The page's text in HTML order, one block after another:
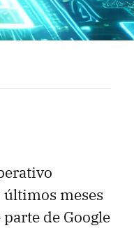
meses
de Google